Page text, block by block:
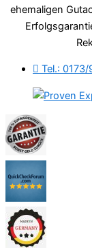
ehemaligen
Tel.: